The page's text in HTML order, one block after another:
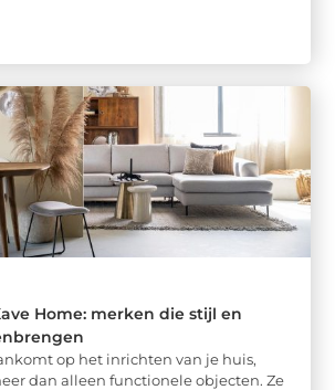
Home: merken die stijl en
op het inrichten van je huis,
dan alleen functionele objecten. Ze